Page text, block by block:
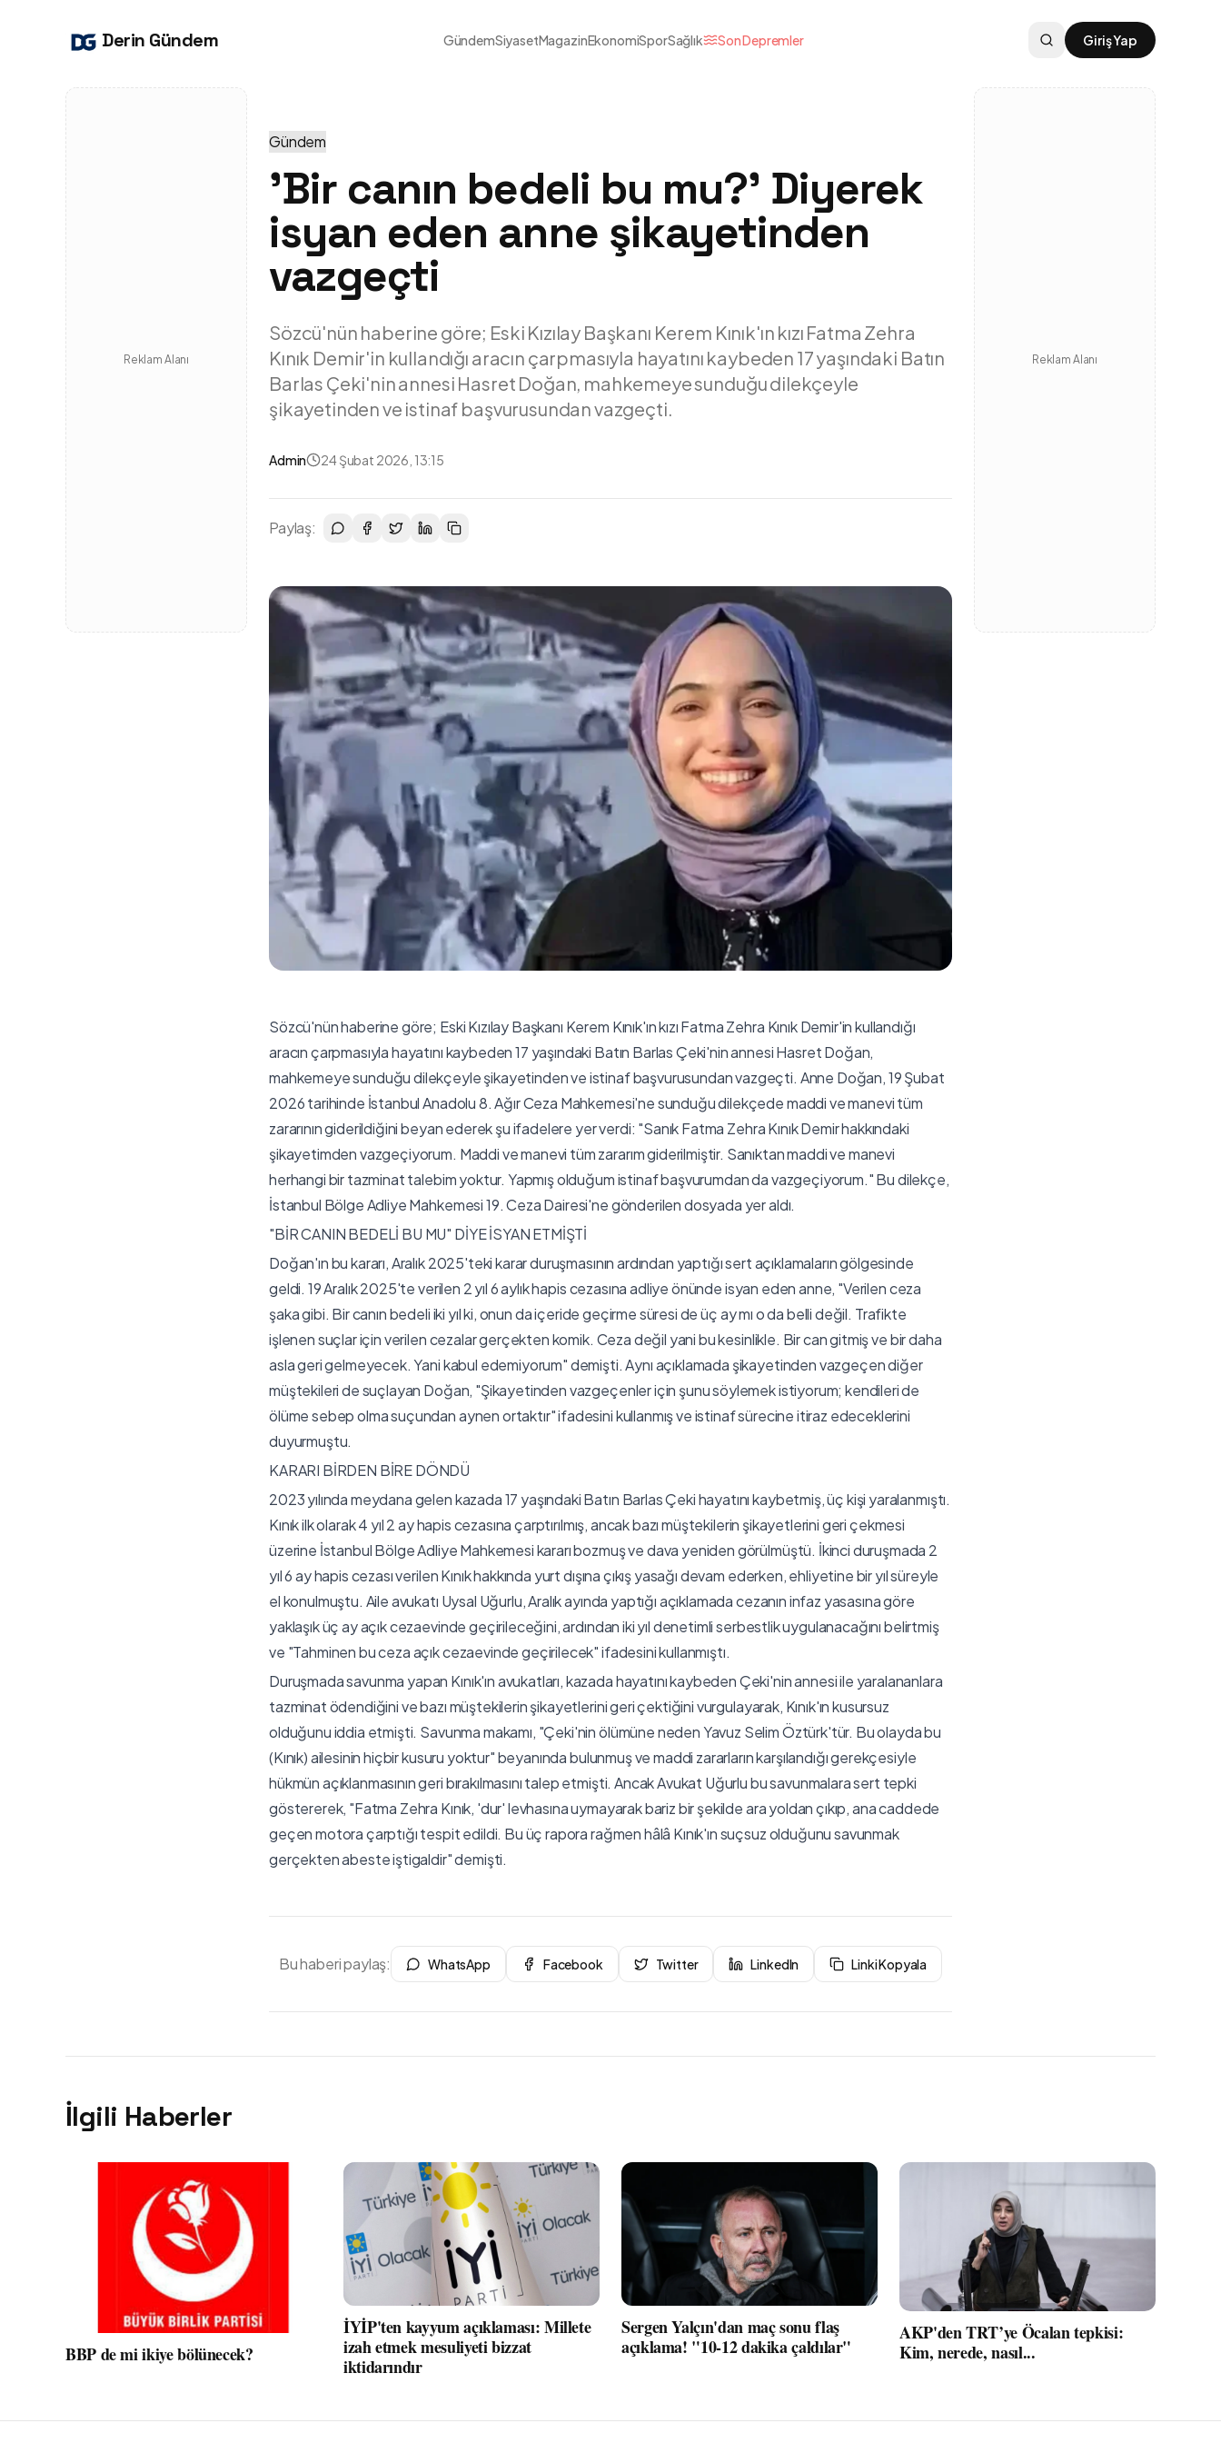
Derin Gündem GündemSiyasetMagazinEkonomiSporSağlık Son Depremler Giriş Yap
Reklam Alanı
Gündem
'Bir canın bedeli bu mu?' Diyerek
isyan eden anne şikayetinden
vazgeçti
Sözcü'nün haberine göre; Eski Kızılay Başkanı Kerem Kınık'ın kızı Fatma Zehra
Kınık Demir'in kullandığı aracın çarpmasıyla hayatını kaybeden 17 yaşındaki Batın
Barlas Çeki'nin annesi Hasret Doğan, mahkemeye sunduğu dilekçeyle
şikayetinden ve istinaf başvurusundan vazgeçti.
Admin 24 Şubat 2026, 13:15
Paylaş:
Sözcü'nün haberine göre; Eski Kızılay Başkanı Kerem Kınık'ın kızı Fatma Zehra Kınık Demir'in kullandığı
aracın çarpmasıyla hayatını kaybeden 17 yaşındaki Batın Barlas Çeki'nin annesi Hasret Doğan,
mahkemeye sunduğu dilekçeyle şikayetinden ve istinaf başvurusundan vazgeçti. Anne Doğan, 19 Şubat
2026 tarihinde İstanbul Anadolu 8. Ağır Ceza Mahkemesi'ne sunduğu dilekçede maddi ve manevi tüm
zararının giderildiğini beyan ederek şu ifadelere yer verdi: "Sanık Fatma Zehra Kınık Demir hakkındaki
şikayetimden vazgeçiyorum. Maddi ve manevi tüm zararım giderilmiştir. Sanıktan maddi ve manevi
herhangi bir tazminat talebim yoktur. Yapmış olduğum istinaf başvurumdan da vazgeçiyorum." Bu dilekçe,
İstanbul Bölge Adliye Mahkemesi 19. Ceza Dairesi'ne gönderilen dosyada yer aldı.
"BİR CANIN BEDELİ BU MU" DİYE İSYAN ETMİŞTİ
Doğan'ın bu kararı, Aralık 2025'teki karar duruşmasının ardından yaptığı sert açıklamaların gölgesinde
geldi. 19 Aralık 2025'te verilen 2 yıl 6 aylık hapis cezasına adliye önünde isyan eden anne, "Verilen ceza
şaka gibi. Bir canın bedeli iki yıl ki, onun da içeride geçirme süresi de üç ay mı o da belli değil. Trafikte
işlenen suçlar için verilen cezalar gerçekten komik. Ceza değil yani bu kesinlikle. Bir can gitmiş ve bir daha
asla geri gelmeyecek. Yani kabul edemiyorum" demişti. Aynı açıklamada şikayetinden vazgeçen diğer
müştekileri de suçlayan Doğan, "Şikayetinden vazgeçenler için şunu söylemek istiyorum; kendileri de
ölüme sebep olma suçundan aynen ortaktır" ifadesini kullanmış ve istinaf sürecine itiraz edeceklerini
duyurmuştu.
KARARI BİRDEN BİRE DÖNDÜ
2023 yılında meydana gelen kazada 17 yaşındaki Batın Barlas Çeki hayatını kaybetmiş, üç kişi yaralanmıştı.
Kınık ilk olarak 4 yıl 2 ay hapis cezasına çarptırılmış, ancak bazı müştekilerin şikayetlerini geri çekmesi
üzerine İstanbul Bölge Adliye Mahkemesi kararı bozmuş ve dava yeniden görülmüştü. İkinci duruşmada 2
yıl 6 ay hapis cezası verilen Kınık hakkında yurt dışına çıkış yasağı devam ederken, ehliyetine bir yıl süreyle
el konulmuştu. Aile avukatı Uysal Uğurlu, Aralık ayında yaptığı açıklamada cezanın infaz yasasına göre
yaklaşık üç ay açık cezaevinde geçirileceğini, ardından iki yıl denetimli serbestlik uygulanacağını belirtmiş
ve "Tahminen bu ceza açık cezaevinde geçirilecek" ifadesini kullanmıştı.
Duruşmada savunma yapan Kınık'ın avukatları, kazada hayatını kaybeden Çeki'nin annesi ile yaralananlara
tazminat ödendiğini ve bazı müştekilerin şikayetlerini geri çektiğini vurgulayarak, Kınık'ın kusursuz
olduğunu iddia etmişti. Savunma makamı, "Çeki'nin ölümüne neden Yavuz Selim Öztürk'tür. Bu olayda bu
(Kınık) ailesinin hiçbir kusuru yoktur" beyanında bulunmuş ve maddi zararların karşılandığı gerekçesiyle
hükmün açıklanmasının geri bırakılmasını talep etmişti. Ancak Avukat Uğurlu bu savunmalara sert tepki
göstererek, "Fatma Zehra Kınık, 'dur' levhasına uymayarak bariz bir şekilde ara yoldan çıkıp, ana caddede
geçen motora çarptığı tespit edildi. Bu üç rapora rağmen hâlâ Kınık'ın suçsuz olduğunu savunmak
gerçekten abeste iştigaldir" demişti.
Bu haberi paylaş: WhatsApp Facebook Twitter LinkedIn Linki Kopyala
Reklam Alanı
İlgili Haberler
BBP de mi ikiye bölünecek?
İYİP'ten kayyum açıklaması: Millete
izah etmek mesuliyeti bizzat
iktidarındır
Sergen Yalçın'dan maç sonu flaş
açıklama! "10-12 dakika çaldılar"
AKP'den TRT’ye Öcalan tepkisi:
Kim, nerede, nasıl...